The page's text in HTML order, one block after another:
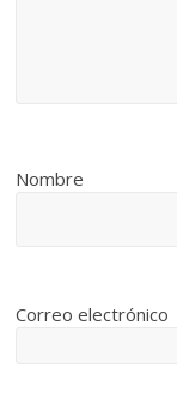
Nombre
Correo electrónico